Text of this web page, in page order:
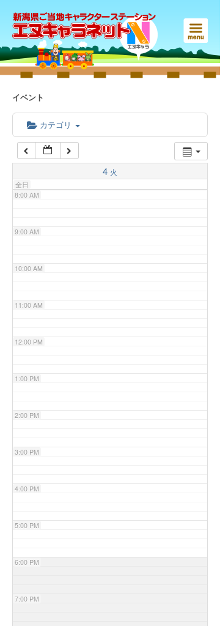
イベント
カテゴリ
4 火
全日
3:00 AM
4:00 AM
6:00 AM
7:00 AM
8:00 AM
9:00 AM
10:00 AM
11:00 AM
12:00 PM
1:00 PM
2:00 PM
3:00 PM
4:00 PM
5:00 PM
6:00 PM
7:00 PM